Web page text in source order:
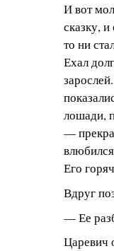
И вот
сказку,
то ни
Ехал
лошади,
—
Его
Вдруг
— Ее
Царевич